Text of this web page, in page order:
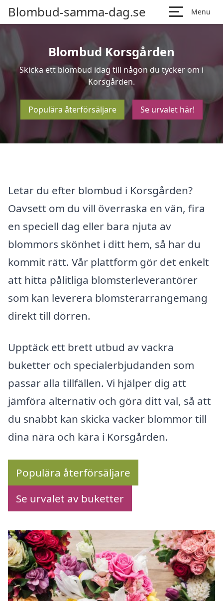
Blombud-samma-dag.se Menu
Blombud Korsgården
Skicka ett blombud idag till någon du tycker om i
Korsgården.
Populära återförsäljare Se urvalet här!
Letar du efter blombud i Korsgården?
Oavsett om du vill överraska en vän, fira
en speciell dag eller bara njuta av
blommors skönhet i ditt hem, så har du
kommit rätt. Vår plattform gör det enkelt
att hitta pålitliga blomsterleverantörer
som kan leverera blomsterarrangemang
direkt till dörren.
Upptäck ett brett utbud av vackra
buketter och specialerbjudanden som
passar alla tillfällen. Vi hjälper dig att
jämföra alternativ och göra ditt val, så att
du snabbt kan skicka vacker blommor till
dina nära och kära i Korsgården.
Populära återförsäljare
Se urvalet av buketter